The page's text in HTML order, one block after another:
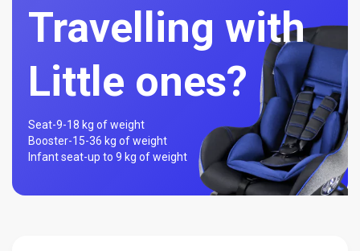
Travelling with
Little ones?
Seat-9-18 kg of weight
Booster-15-36 kg of weight
Infant seat-up to 9 kg of weight